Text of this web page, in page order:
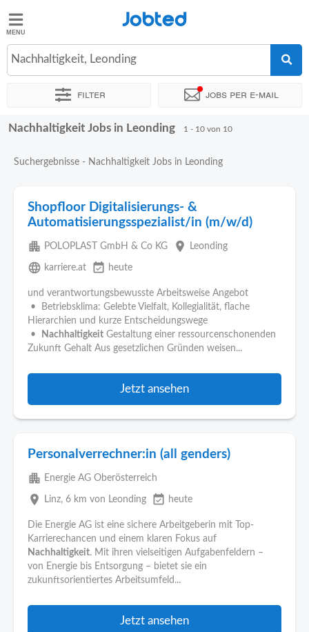
Jobted
Jobs
Jobted
Nachhaltigkeit, Leonding
Filter Jobs per e-mail
Sortieren nach Genauer Standort Unternehmen
Nachhaltigkeit Jobs in Leonding 1 - 10 von 10
Suchergebnisse - Nachhaltigkeit Jobs in Leonding
Shopfloor Digitalisierungs- &
Automatisierungsspezialist/in (m/w/d)
apartment POLOPLAST GmbH & Co KG place Leonding
language karriere.at event_available heute
und verantwortungsbewusste Arbeitsweise Angebot
• Betriebsklima: Gelebte Vielfalt, Kollegialität, flache
Hierarchien und kurze Entscheidungswege
•
Nachhaltigkeit Gestaltung einer ressourcenschonenden
Zukunft Gehalt Aus gesetzlichen Gründen weisen...
Jetzt ansehen
Personalverrechner:in (all genders)
apartment Energie AG Oberösterreich
place Linz, 6 km von Leonding event_available heute
Die Energie AG ist eine sichere Arbeitgeberin mit Top-
Karrierechancen und einem klaren Fokus auf
Nachhaltigkeit. Mit ihren vielseitigen Aufgabenfeldern –
von Energie bis Entsorgung – bietet sie ein
zukunftsorientiertes Arbeitsumfeld...
Jetzt ansehen